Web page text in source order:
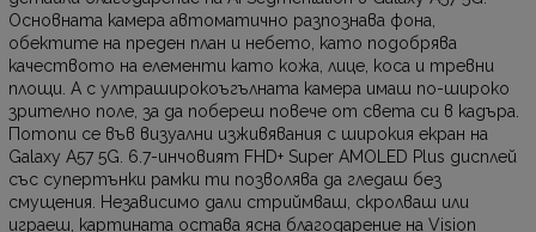
Основната камера автоматично разпознава фона,
обектите на преден план и небето, като подобрява
качеството на елементи като кожа, лице, коса и тревни
площи. А с ултраширокоъгълната камера имаш по-широко
зрително поле, за да побереш повече от света си в кадъра.
Потопи се във визуални изживявания с широкия екран на
Galaxy A57 5G. 6.7-инчовият FHD+ Super AMOLED Plus дисплей
със супертънки рамки ти позволява да гледаш без
смущения. Независимо дали стриймваш, скролваш или
играеш, картината остава ясна благодарение на Vision